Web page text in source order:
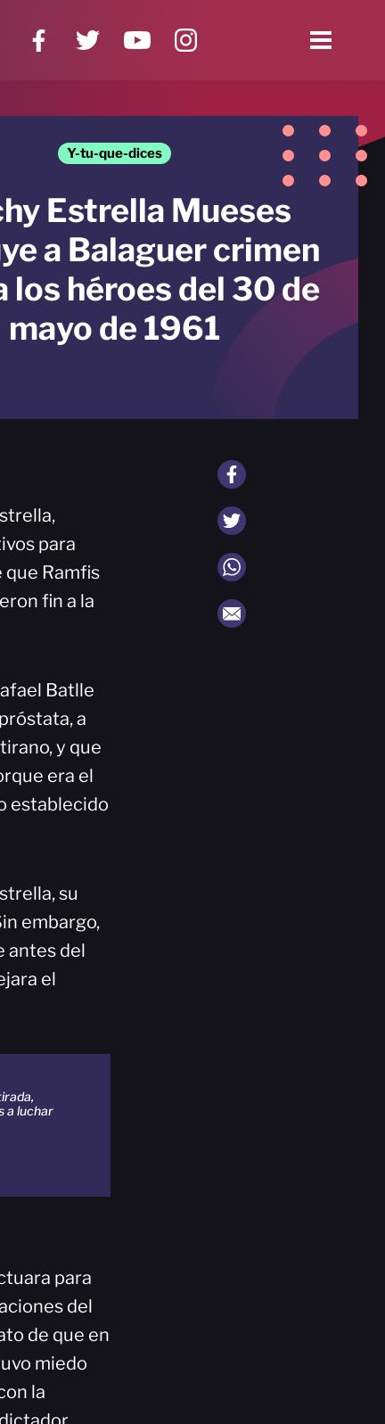
Y-tu-que-dices
Estrella Mueses
a Balaguer crimen
los héroes del 30 de
mayo de 1961
para
que Ramfis
fin a la
Batlle
a
y que
era el
establecido
su
embargo,
antes del
el
a luchar
para
del
de que en
miedo
la